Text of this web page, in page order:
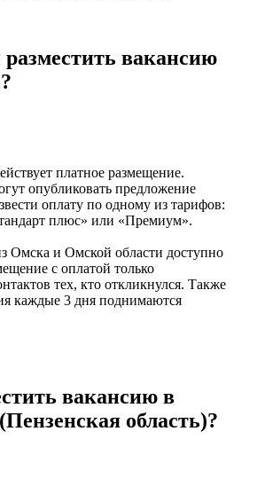
вакансию
платное размещение.
опубликовать предложение
оплату по одному из тарифов:
плюс» или «Премиум».
Омска и Омской области доступно
с оплатой только
тех, кто откликнулся. Также
каждые 3 дня поднимаются
вакансию в
область)?